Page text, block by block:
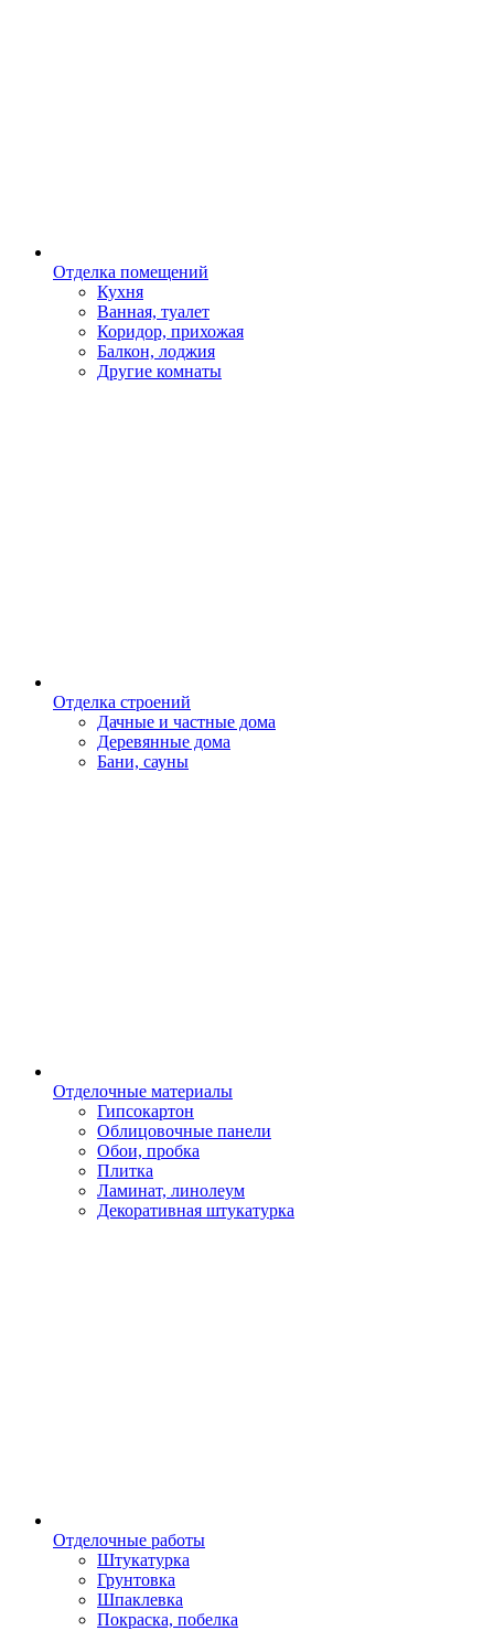
Отделка помещений
Кухня
Ванная, туалет
Коридор, прихожая
Балкон, лоджия
Другие комнаты
Отделка строений
Дачные и частные дома
Деревянные дома
Бани, сауны
Отделочные материалы
Гипсокартон
Облицовочные панели
Обои, пробка
Плитка
Ламинат, линолеум
Декоративная штукатурка
Отделочные работы
Штукатурка
Грунтовка
Шпаклевка
Покраска, побелка